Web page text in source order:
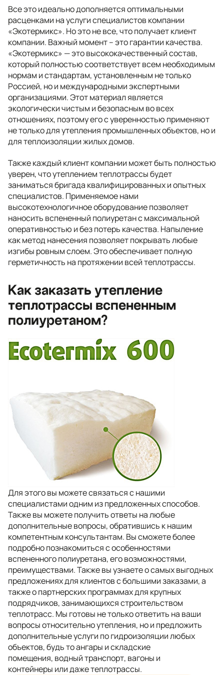
Все это идеально дополняется оптимальными
расценками на услуги специалистов компании
«Экотермикс». Но это не все, что получает клиент
компании. Важный момент – это гарантии качества.
«Экотермикс» — это высококачественный состав,
который полностью соответствует всем необходимым
нормам и стандартам, установленным не только
Россией, но и международными экспертными
организациями. Этот материал является
экологически чистым и безопасным во всех
отношениях, поэтому его с уверенностью применяют
не только для утепления промышленных объектов, но и
для теплоизоляции жилых домов.
Также каждый клиент компании может быть полностью
уверен, что утеплением теплотрассы будет
заниматься бригада квалифицированных и опытных
специалистов. Применяемое нами
высокотехнологичное оборудование позволяет
наносить вспененный полиуретан с максимальной
оперативностью и без потерь качества. Напыление
как метод нанесения позволяет покрывать любые
изгибы ровным слоем. Это обеспечивает полную
герметичность на протяжении всей теплотрассы.
Как заказать утепление
теплотрассы вспененным
полиуретаном?
Для этого вы можете связаться с нашими
специалистами одним из предложенных способов.
Также вы можете получить ответы на любые
дополнительные вопросы, обратившись к нашим
компетентным консультантам. Вы сможете более
подробно познакомиться с особенностями
вспененного полиуретана, его возможностями,
преимуществами. Также вы узнаете о самых выгодных
предложениях для клиентов с большими заказами, а
также о партнерских программах для крупных
подрядчиков, занимающихся строительством
теплотрасс. Мы готовы не только ответить на ваши
вопросы относительно утепления, но и предложить
дополнительные услуги по гидроизоляции любых
объектов, будь то ангары и складские
помещения, водный транспорт, вагоны и
контейнеры или даже теплотрассы.